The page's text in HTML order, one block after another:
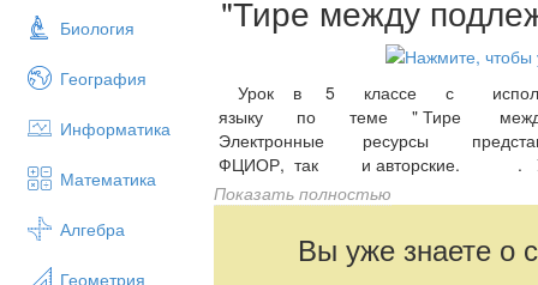
Биология
География
Информатика
Математика
Алгебра
Геометрия
"Тире между
Урок в 5 классе с
языку по теме " Тире
Электронные ресурсы
ФЦИОР, так и авторские.
фронтальный формы
парах.
Показать полностью
Вы уже знаете о